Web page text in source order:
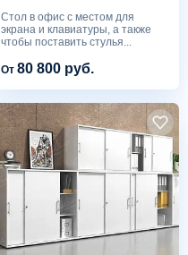
Стол в офис с местом для
экрана и клавиатуры, а также
чтобы поставить стулья...
От 80 800 руб.